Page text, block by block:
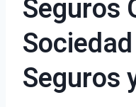
Seguros
Seguros